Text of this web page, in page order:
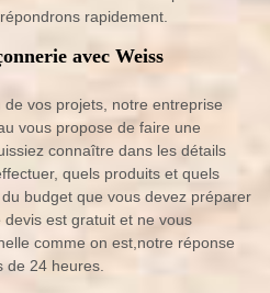
rapidement.
avec Weiss
vos projets, notre entreprise
vous propose de faire une
connaître dans les détails
quels produits et quels
budget que vous devez préparer
est gratuit et ne vous
comme on est,notre réponse
de 24 heures.